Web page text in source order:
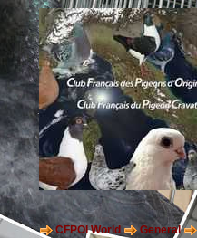
CFPOI World General